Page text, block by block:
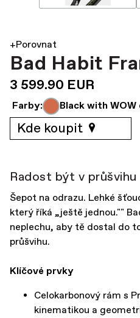
+Porovnat
Bad Habit
3 599.90 EUR
Farby: Black with WOW
Kde koupit
Radost být v průšvihu
Šepot na odrazu. Lehké
který říká „ještě jednou.""
neplechu, aby tě dostal do
průšvihu.
Klíčové prvky
Celokarbonový rám s
kinematikou a